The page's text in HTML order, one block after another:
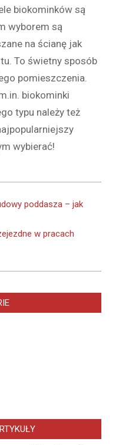
biokominków są
wyborem są
na ścianę jak
To świetny sposób
pomieszczenia.
biokominki
typu należy też
wybierać!
poddasza – jak
w pracach